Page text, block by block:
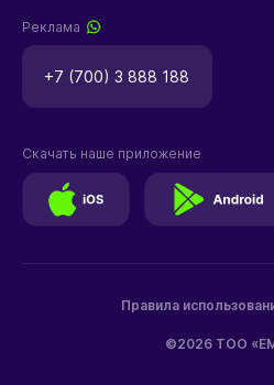
Реклама
+7 (700) 3 888 188
©2026 ТОО
Правила
Скачать наше приложение